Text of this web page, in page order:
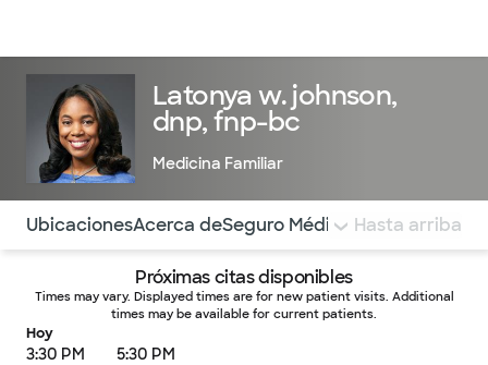
Latonya w. johnson,
dnp, fnp-bc
Medicina Familiar
Utilice esta navegación para saltar rápidamente a
UbicacionesAcerca deSeguro Médico COMENTARIOS
Hasta arriba
Próximas citas disponibles
Times may vary. Displayed times are for new patient visits. Additional
times may be available for current patients.
Hoy
3:30 PM 5:30 PM